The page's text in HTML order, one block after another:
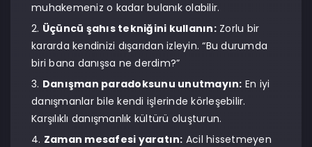
muhakemeniz o kadar bulanık olabilir.
Üçüncü şahıs tekniğini kullanın:Zorlu bir
kararda kendinizi dışarıdan izleyin. “Bu durumda
biri bana danışsa ne derdim?”
Danışman paradoksunu unutmayın: En iyi
danışmanlar bile kendi işlerinde körleşebilir.
Karşılıklı danışmanlık kültürü oluşturun.
Zaman mesafesi yaratın: Acil hissetmeyen